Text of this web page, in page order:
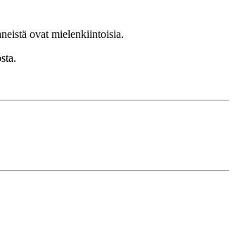
ovat mielenkiintoisia.